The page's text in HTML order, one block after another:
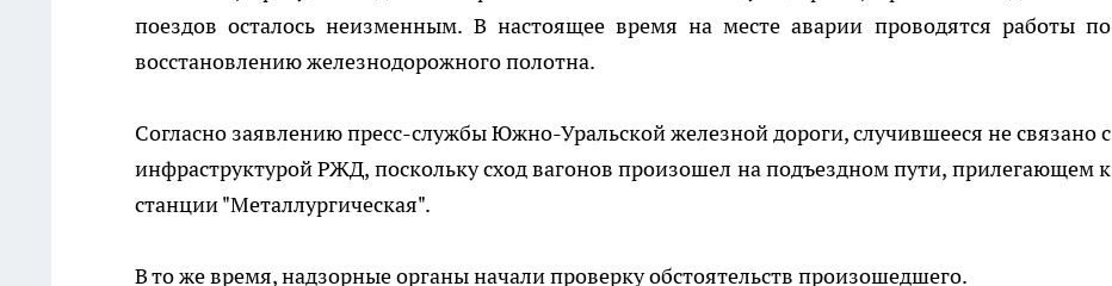
поездов осталось неизменным. В настоящее время на месте аварии проводятся работы по
восстановлению железнодорожного полотна.
Согласно заявлению пресс-службы Южно-Уральской железной дороги, случившееся не связано с
инфраструктурой РЖД, поскольку сход вагонов произошел на подъездном пути, прилегающем к
станции "Металлургическая".
В то же время, надзорные органы начали проверку обстоятельств произошедшего.